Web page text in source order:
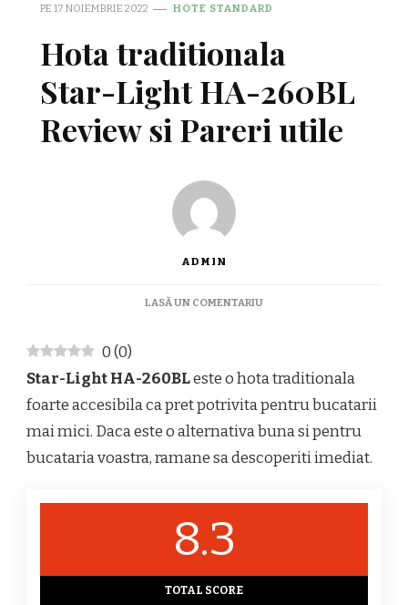
PE 17 NOIEMBRIE 2022 HOTE STANDARD
Hota traditionala
Star-Light HA-260BL
Review si Pareri utile
ADMIN
LASĂ UN COMENTARIULA
LIGHT
260BL
SI
PARERI
0(0)
Star-Light HA-260BLeste o hota traditionala
foarte accesibila ca pret potrivita pentru bucatarii
mai mici. Daca este o alternativa buna si pentru
bucataria voastra, ramane sa descoperiti imediat.
8.3
TOTAL SCORE